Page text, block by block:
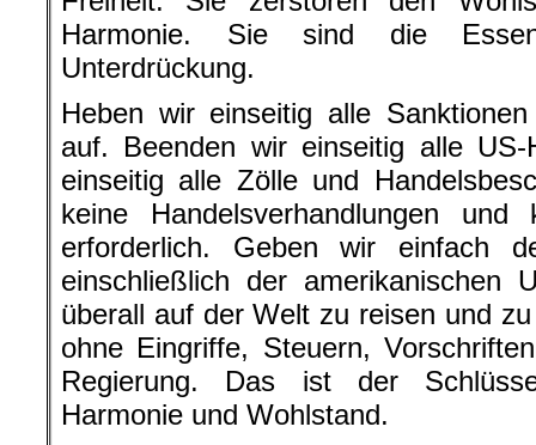
Harmonie. Sie sind die
Unterdrückung.
Heben wir einseitig alle
auf. Beenden wir einseitig alle US-
einseitig alle Zölle und
keine Handelsverhandlungen und
erforderlich. Geben wir einfach
einschließlich der amerikanischen
überall auf der Welt zu reisen und
ohne Eingriffe, Steuern,
Regierung. Das ist der
Harmonie und Wohlstand.